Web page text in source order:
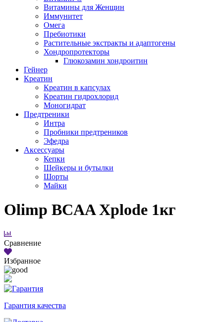
Витамины для Женщин
Иммунитет
Омега
Пребиотики
Растительные экстракты и адаптогены
Хондропротекторы
Глюкозамин хондроитин
Гейнер
Креатин
Креатин в капсулах
Креатин гидрохлорид
Моногидрат
Предтреники
Интра
Пробники предтреников
Эфедра
Аксессуары
Кепки
Шейкеры и бутылки
Шорты
Майки
Olimp BCAA Xplode 1кг
Сравнение
Избранное
Гарантия качества